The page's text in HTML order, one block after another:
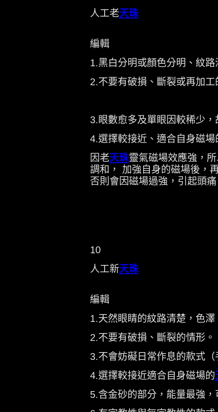
人工老天珠
編輯
1.黑​​白分明或顏色分明、紋
2.不要有破損、斷裂或再加工
3.眼數愈多及單眼因較稀少
4.選擇較接近、適合自身磁場
因老天珠靈氣磁場效應強，
調和， 加強自身的磁場後，
否則會因磁場過強，引起頭
10
人工新天珠
編輯
1.天然眼睛的紋路清楚，色
2.不要有破損、斷裂的情形。
3.不會妨礙日常作息的款式
4.選擇較接近適合自身磁場的
5.含金砂的部分，能量最強